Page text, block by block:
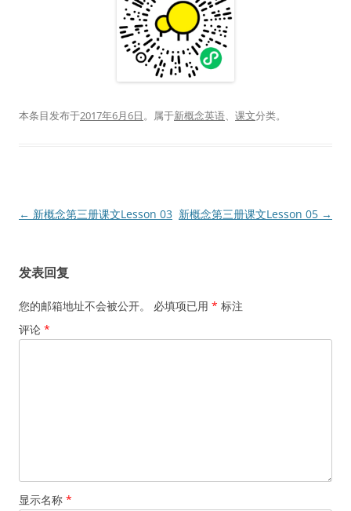
本条目发布于2017年6月6日。属于新概念英语、 课文分类。
文
航
← 新概念第三册课文Lesson 03 新概念第三册课文Lesson 05 →
发表回复
您的邮箱地址不会被公开。 必填项已用 * 标注
评论 *
显示名称 *